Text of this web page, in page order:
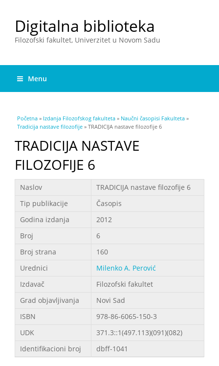
Digitalna biblioteka
Filozofski fakultet, Univerzitet u Novom Sadu
Menu
You are here
Početna » Izdanja Filozofskog fakulteta » Naučni časopisi Fakulteta »
Tradicija nastave filozofije » TRADICIJA nastave filozofije 6
TRADICIJA NASTAVE
FILOZOFIJE 6
Podaci
Naslov
TRADICIJA nastave filozofije 6
Tip publikacije
Časopis
Godina izdanja
2012
Broj
6
Broj strana
160
Urednici
Milenko A. Perović
Izdavač
Filozofski fakultet
Grad objavljivanja
Novi Sad
ISBN
978-86-6065-150-3
UDK
371.3::1(497.113)(091)(082)
Identifikacioni broj
dbff-1041